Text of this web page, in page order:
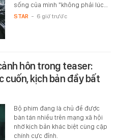
sống của mình "không phải lúc…
STAR - 6 giờ trước
hôn trong teaser:
cuốn, kịch bản đầy bất
Bộ phim đang là chủ đề được
bàn tán nhiều trên mạng xã hội
nhờ kịch bản khác biệt cùng cặp
chính cực đỉnh.